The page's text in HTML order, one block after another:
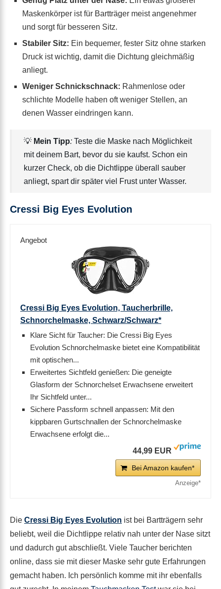
Maskenkörper ist für Bartträger meist angenehmer
und sorgt für besseren Sitz.
Stabiler Sitz: Ein bequemer, fester Sitz ohne starken
Druck ist wichtig, damit die Dichtung gleichmäßig
anliegt.
Weniger Schnickschnack: Rahmenlose oder
schlichte Modelle haben oft weniger Stellen, an
denen Wasser eindringen kann.
💡 Mein Tipp: Teste die Maske nach Möglichkeit
mit deinem Bart, bevor du sie kaufst. Schon ein
kurzer Check, ob die Dichtlippe überall sauber
anliegt, spart dir später viel Frust unter Wasser.
Cressi Big Eyes Evolution
Angebot
Cressi Big Eyes Evolution, Taucherbrille,
Schnorchelmaske, Schwarz/Schwarz*
Klare Sicht für Taucher: Die Cressi Big Eyes
Evolution Schnorchelmaske bietet eine Kompatibilität
mit optischen...
Erweitertes Sichtfeld genießen: Die geneigte
Glasform der Schnorchelset Erwachsene erweitert
Ihr Sichtfeld unter...
Sichere Passform schnell anpassen: Mit den
kippbaren Gurtschnallen der Schnorchelmaske
Erwachsene erfolgt die...
44,99 EUR
Bei Amazon kaufen*
Die Cressi Big Eyes Evolution ist bei Bartträgern sehr
beliebt, weil die Dichtlippe relativ nah unter der Nase sitzt
und dadurch gut abschließt. Viele Taucher berichten
online, dass sie mit dieser Maske sehr gute Erfahrungen
gemacht haben. Ich persönlich komme mit ihr ebenfalls